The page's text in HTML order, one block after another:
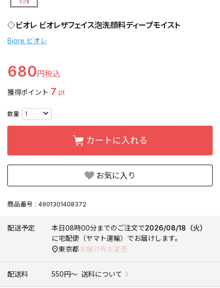
◇ビオレ ビオレザフェイス泡洗顔料ディープモイスト
Biore ビオレ
680
獲得ポイント 7 pt
お気に入り
カートに入れる
商品番号 4901301408372
配送予定 本日08時00分までのご注文で2026/08/18（火）
に宅配便（ヤマト運輸） でお届けします。
東京都 お届け先を変更
配送料 550円〜 送料について